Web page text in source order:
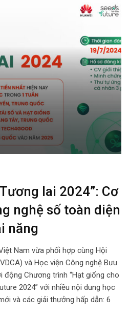
lai 2024”: Cơ
nghệ số toàn diện
năng
Nam vừa phối hợp cùng Hội
và Học viện Công nghệ Bưu
động Chương trình “Hạt giống cho
2024” với nhiều nội dung học
và các giải thưởng hấp dẫn: 6